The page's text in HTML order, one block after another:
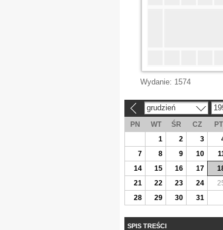
Wydanie: 1574
grudzień
PN WT ŚR CZ PT
1
2 3
7
8 9 10
14
15 16 17
21
22 23 24
28
29 30 31
SPIS TREŚCI